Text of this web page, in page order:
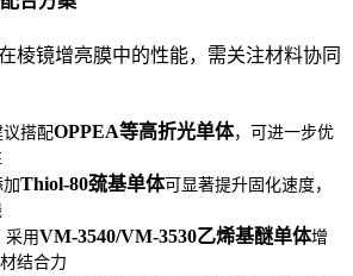
棱镜增亮膜中的性能，需关注材料协同
搭配OPPEA等高折光单体，可进一步优
加Thiol-80巯基单体可显著提升固化速度，
采用VM-3540/VM-3530乙烯基醚单体增
结合力